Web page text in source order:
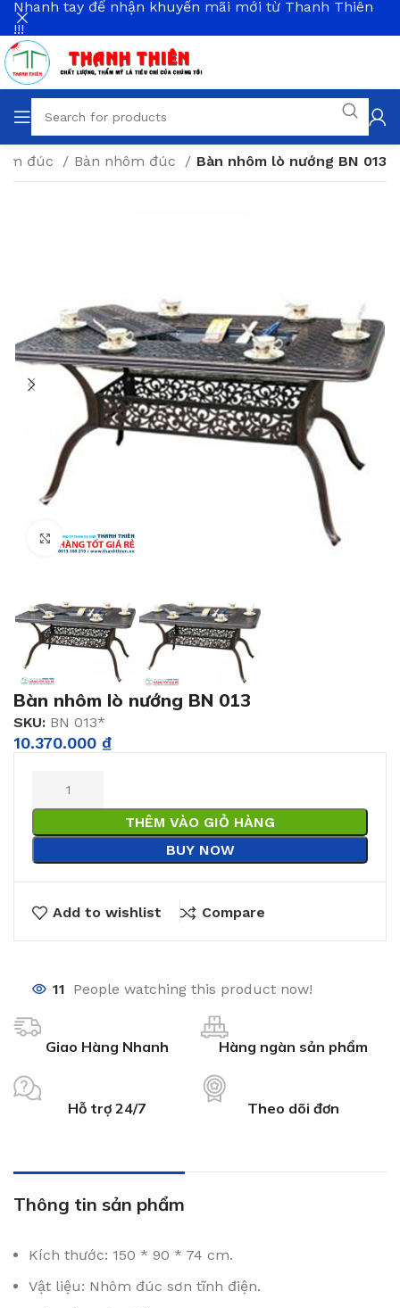
đúc Bàn nhôm đúc Bàn nhôm lò nướng BN 013
Click to enlarge
Bàn nhôm lò nướng BN 013
SKU: BN 013*
10.370.000 ₫
THÊM VÀO GIỎ HÀNG
BUY NOW
Add to wishlist Compare
11 People watching this product now!
Giao Hàng Nhanh Hàng ngàn sản phẩm
Hỗ trợ 24/7 Theo dõi đơn
Thông tin sản phẩm
Kích thước: 150 * 90 * 74 cm.
Vật liệu: Nhôm đúc sơn tĩnh điện.
Nhanh tay để nhận khuyến mãi mới từ Thanh Thiên
!!!